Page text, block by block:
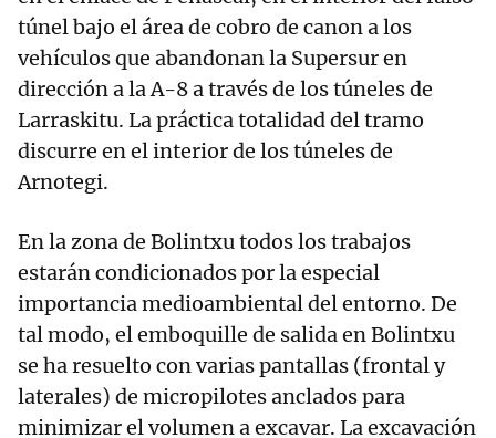
túnel bajo el área de cobro de canon a los
vehículos que abandonan la Supersur en
dirección a la A-8 a través de los túneles de
Larraskitu. La práctica totalidad del tramo
discurre en el interior de los túneles de
Arnotegi.
En la zona de Bolintxu todos los trabajos
estarán condicionados por la especial
importancia medioambiental del entorno. De
tal modo, el emboquille de salida en Bolintxu
se ha resuelto con varias pantallas (frontal y
laterales) de micropilotes anclados para
minimizar el volumen a excavar. La excavación